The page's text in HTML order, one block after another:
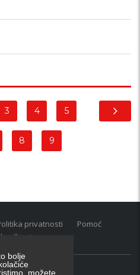
bolje
možete
3 4 5
8 9
privatnosti
Pomoć